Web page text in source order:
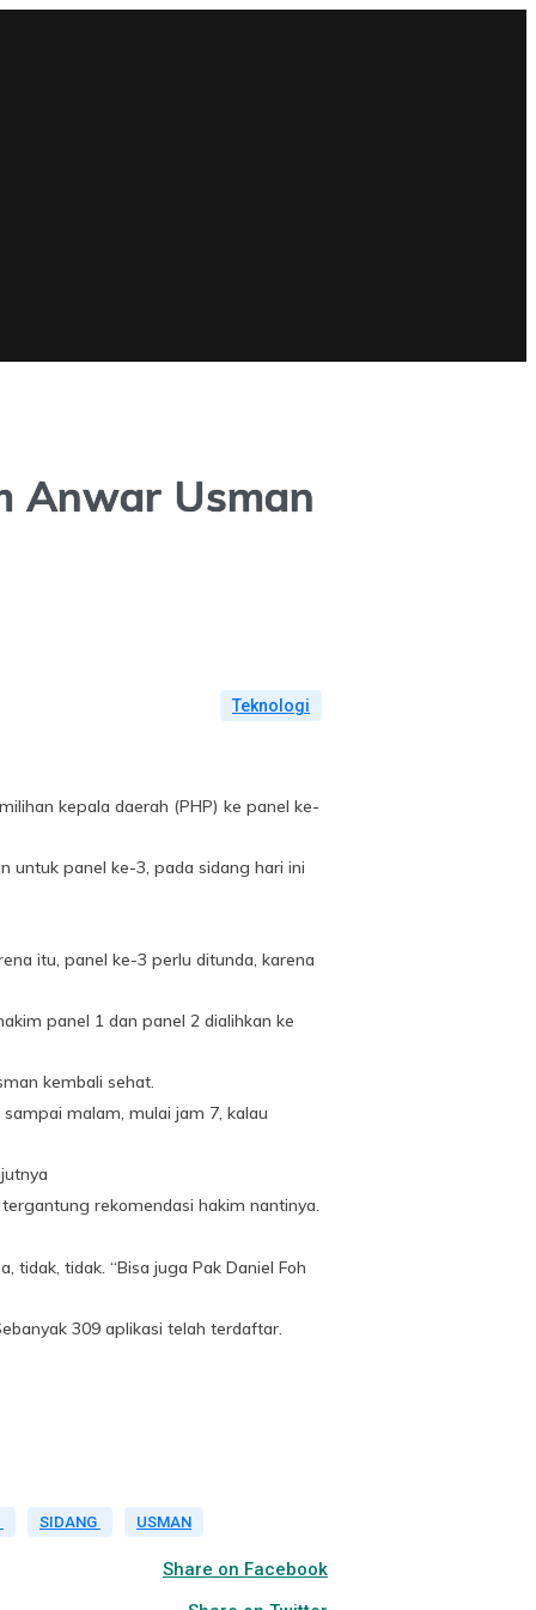
Anwar Usman
Teknologi
kepala daerah (PHP) ke panel ke-
untuk panel ke-3, pada sidang hari ini
itu, panel ke-3 perlu ditunda, karena
panel 1 dan panel 2 dialihkan ke
kembali sehat.
malam, mulai jam 7, kalau
rekomendasi hakim nantinya.
tidak, tidak. “Bisa juga Pak Daniel Foh
309 aplikasi telah terdaftar.
SIDANG USMAN
Share on Facebook